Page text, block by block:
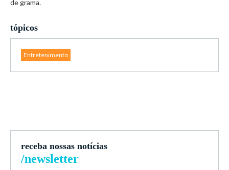
de grama.
tópicos
Entretenimento
receba nossas notícias
/newsletter